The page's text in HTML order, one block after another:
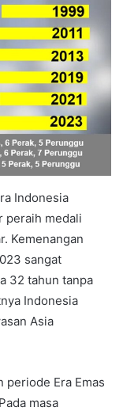
Indonesia
peraih medali
Kemenangan
sangat
32 tahun tanpa
Indonesia
Asia
periode Era Emas
masa